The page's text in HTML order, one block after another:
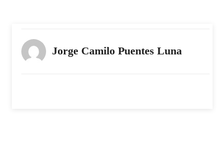
Jorge Camilo Puentes Luna